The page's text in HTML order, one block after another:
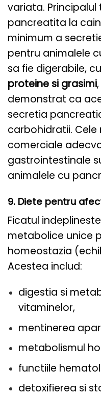
variata.
pancreatita la
minimum a
pentru animalele
sa fie digerabile, cu
proteine ​​si grasimi
demonstrat ca
secretia
carbohidratii.
comerciale
gastrointestinale
animalele cu
9. Diete pentru
Ficatul
metabolice unice
homeostazia
Acestea includ:
digestia si
vitaminelor,
mentinerea
metabolismul
functiile
detoxifierea si